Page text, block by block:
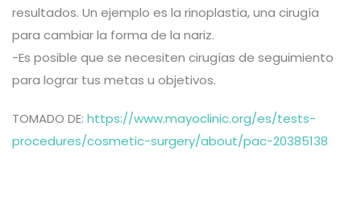
resultados. Un ejemplo es la rinoplastia, una cirugía
para cambiar la forma de la nariz.
-Es posible que se necesiten cirugías de seguimiento
para lograr tus metas u objetivos.
TOMADO DE: https://www.mayoclinic.org/es/tests-
procedures/cosmetic-surgery/about/pac-20385138